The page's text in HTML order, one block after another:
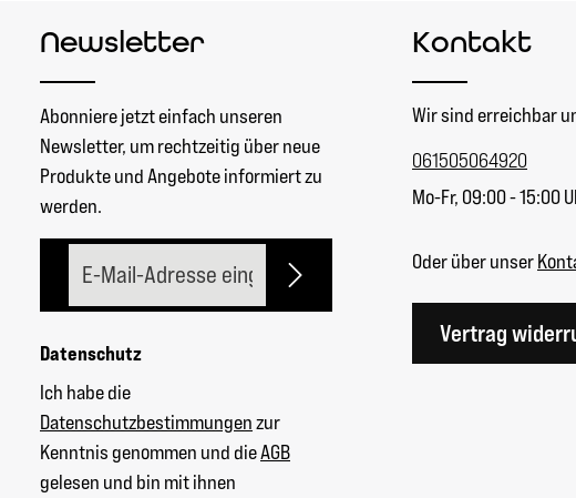
Newsletter
Abonniere jetzt einfach unseren
Newsletter, um rechtzeitig über neue
Produkte und Angebote informiert zu
werden.
Datenschutz
Ich habe die
Datenschutzbestimmungenzur
Kenntnis genommen und dieAGB
gelesen und bin mit ihnen
Kontakt
Wir sind erreichbar
061505064920
Mo-Fr, 09:00 - 15:00
Oder über unser
Vertrag